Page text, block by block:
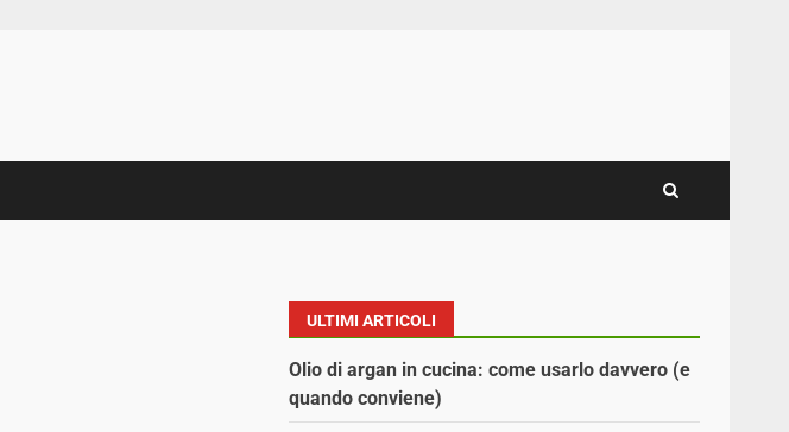
ULTIMI ARTICOLI
Olio di argan in cucina: come usarlo davvero (e
quando conviene)